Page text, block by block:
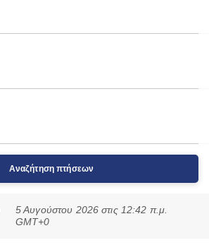
Αναζήτηση πτήσεων
5 Αυγούστου 2026 στις 12:42 π.μ.
GMT+0